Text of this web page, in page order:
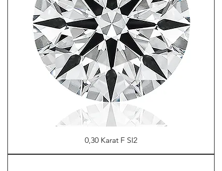
0,30 Karat F SI2